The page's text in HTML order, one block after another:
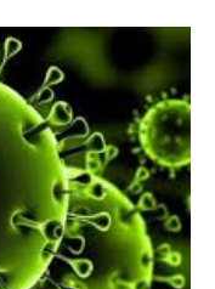
وصفات
..
دار
الإفتاء
تعلق
مغلقة